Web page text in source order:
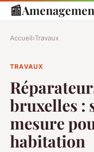
📰
Accueil›Travaux
TRAVAUX
bruxelles :
mesure
habitation